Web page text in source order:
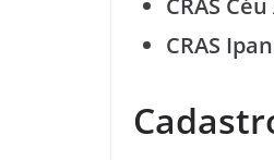
CRAS
CRAS